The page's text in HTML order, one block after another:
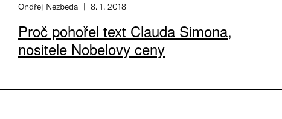
Ondřej Nezbeda 8. 1. 2018
Proč pohořel text Clauda Simona,
nositele Nobelovy ceny